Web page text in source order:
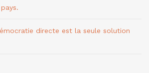
directe est la seule solution